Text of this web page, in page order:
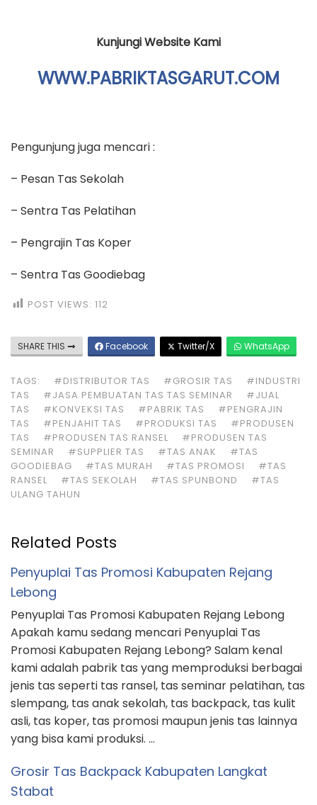
Kunjungi Website Kami
WWW.PABRIKTASGARUT.COM
Pengunjung juga mencari :
– Pesan Tas Sekolah
– Sentra Tas Pelatihan
– Pengrajin Tas Koper
– Sentra Tas Goodiebag
POST VIEWS: 112
SHARE THIS Facebook Twitter/X WhatsApp
TAGS: #DISTRIBUTOR TAS #GROSIR TAS
#INDUSTRI
TAS
#JASA PEMBUATAN TAS TAS SEMINAR
#JUAL
TAS
#KONVEKSI TAS #PABRIK TAS
#PENGRAJIN
TAS
#PENJAHIT TAS #PRODUKSI TAS
#PRODUSEN
TAS
#PRODUSEN TAS RANSEL
#PRODUSEN TAS
SEMINAR
#SUPPLIER TAS #TAS ANAK
#TAS
GOODIEBAG
#TAS MURAH #TAS PROMOSI
#TAS
RANSEL
#TAS SEKOLAH #TAS SPUNBOND
#TAS
ULANG TAHUN
Related Posts
Penyuplai Tas Promosi Kabupaten Rejang
Lebong
Penyuplai Tas Promosi Kabupaten Rejang Lebong
Apakah kamu sedang mencari Penyuplai Tas
Promosi Kabupaten Rejang Lebong? Salam kenal
kami adalah pabrik tas yang memproduksi berbagai
jenis tas seperti tas ransel, tas seminar pelatihan, tas
slempang, tas anak sekolah, tas backpack, tas kulit
asli, tas koper, tas promosi maupun jenis tas lainnya
yang bisa kami produksi. …
Grosir Tas Backpack Kabupaten Langkat
Stabat